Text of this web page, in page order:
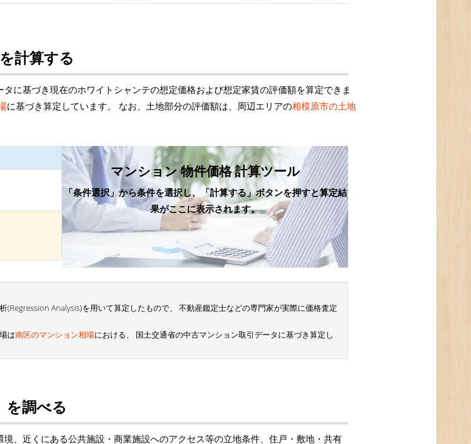
計算する
に基づき現在のホワイトシャンテの想定価格および想定家賃の評価額を算定できま
に基づき算定しています。 なお、土地部分の評価額は、周辺エリアの相模原市の土地
マンション 物件価格 計算ツール
「条件選択」から条件を選択し、「計算する」ボタンを押すと算定結
果がここに表示されます。
Analysis)を用いて算定したもので、 不動産鑑定士などの専門家が実際に価格査定
は南区のマンション相場における、 国土交通省の中古マンション取引データに基づき算定し
を調べる
、近くにある公共施設・商業施設へのアクセス等の立地条件、住戸・敷地・共有